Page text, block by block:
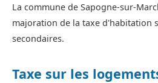
La commune de Sapogne-sur-
majoration de la taxe d'habitation
secondaires.
Taxe sur les